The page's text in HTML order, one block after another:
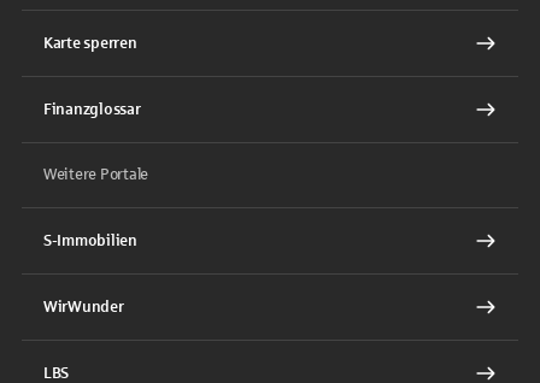
Karte sperren
Finanzglossar
Weitere Portale
S-Immobilien
WirWunder
LBS